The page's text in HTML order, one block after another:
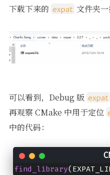
下载下来的 expat 文件夹一
可以看到，Debug 版 expat
再观察 CMake 中用于定位
中的代码：
find_library